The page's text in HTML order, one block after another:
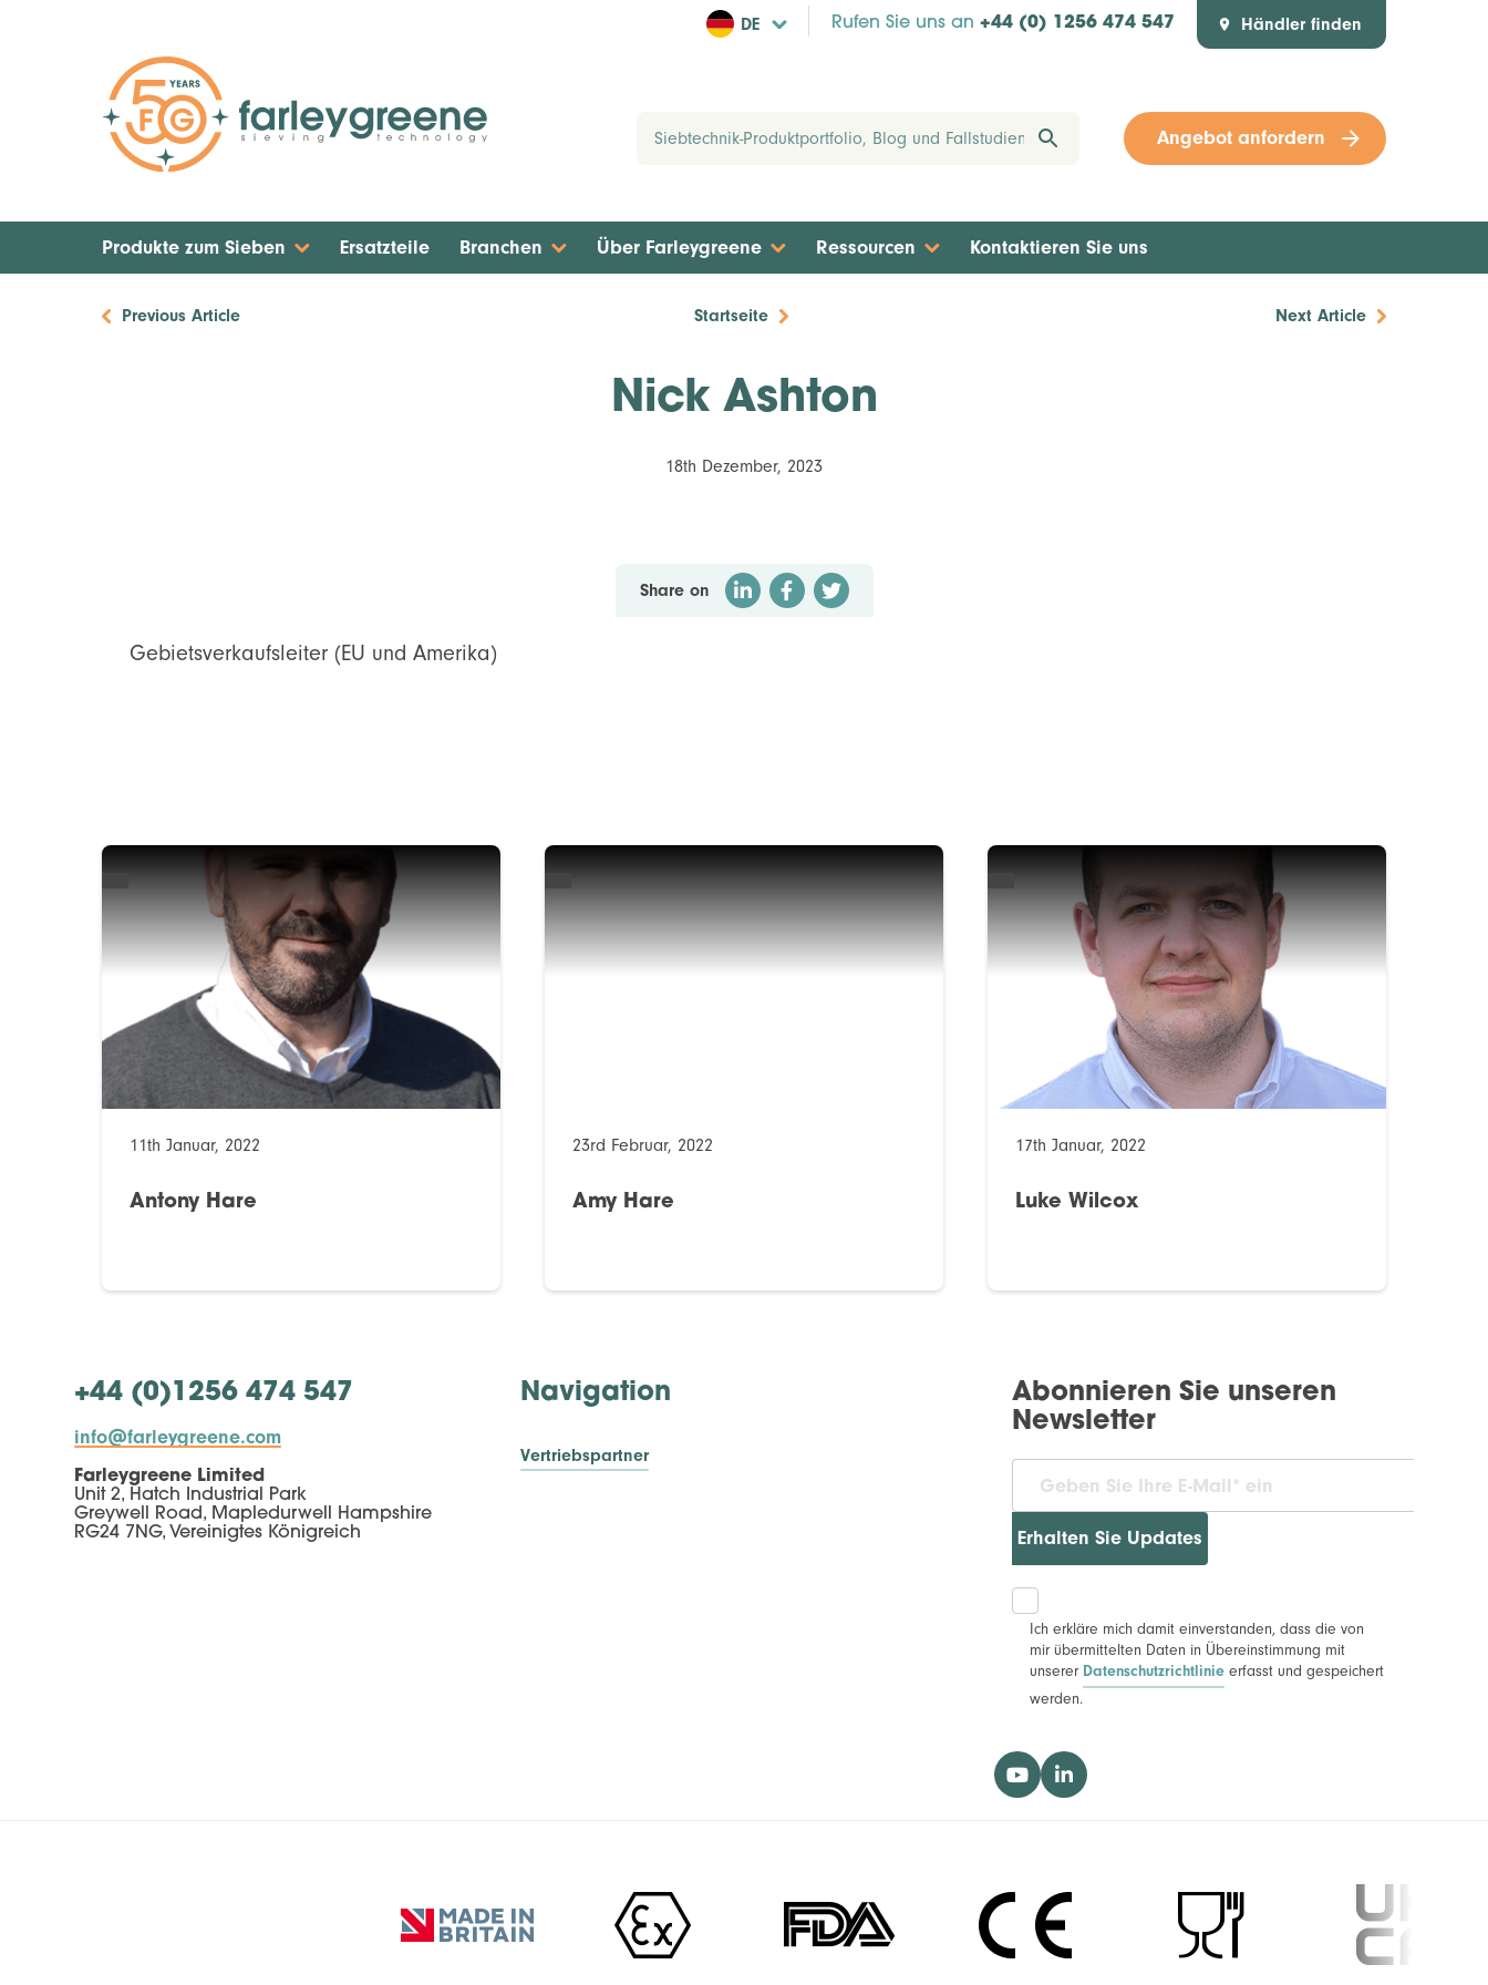
DE Rufen Sie uns an +44 (0) 1256 474 547 Händler finden
Angebot anfordern
Produkte zum Sieben Ersatzteile Branchen Über Farleygreene Ressourcen Kontaktieren Sie uns
Previous Article Startseite Next Article
Nick Ashton
18th Dezember, 2023
Share on
Gebietsverkaufsleiter (EU und Amerika)
11th Januar, 2022
Antony Hare
23rd Februar, 2022
Amy Hare
17th Januar, 2022
Luke Wilcox
+44 (0)1256 474 547
info@farleygreene.com
Farleygreene Limited
Unit 2, Hatch Industrial Park
Greywell Road, Mapledurwell Hampshire
RG24 7NG, Vereinigtes Königreich
Navigation
Vertriebspartner
Abonnieren Sie unseren
Newsletter
Erhalten Sie Updates
Ich erkläre mich damit einverstanden, dass die von
mir übermittelten Daten in Übereinstimmung mit
unserer Datenschutzrichtlinieerfasst und gespeichert
werden.